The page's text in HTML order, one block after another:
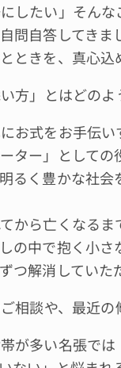
したい」そん
問自答してき
ときを、真心込
方」とはどのよ
お式をお手伝
ター」として
るく豊かな社
から亡くなる
の中で抱く小
つ解消していた
相談や、最近の
が多い名張で